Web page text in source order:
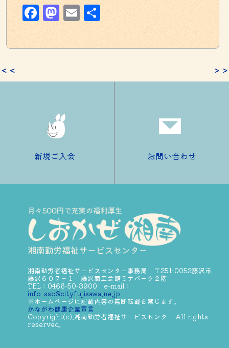
Facebook
Mastodon
Email
＜＜ ＞＞
新規ご入会 お問い合わせ
湘南勤労者福祉サービスセンター事務局 〒251-0052藤沢市
藤沢６０７－１ 藤沢商工会館ミナパーク２階
TEL：0466-50-3900 e-mail：
info_ssc@cityfujisawa.ne.jp
※ホームページに記載内容の無断転載を禁じます。
かながわ健康企業宣言
Copyright(c).湘南勤労者福祉サービスセンター All rights
reserved.